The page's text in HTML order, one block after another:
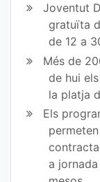
Joventut
gratuïta
de 12 a
Més de
de hui
la platja
Els
a